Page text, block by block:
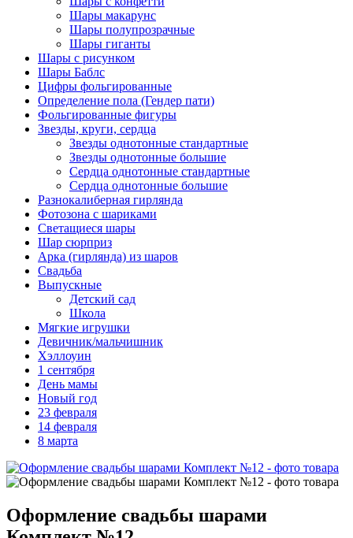
Шары макарунс
Шары полупрозрачные
Шары гиганты
Шары с рисунком
Шары Баблс
Цифры фольгированные
Определение пола (Гендер пати)
Фольгированные фигуры
Звезды, круги, сердца
Звезды однотонные стандартные
Звезды однотонные большие
Сердца однотонные стандартные
Сердца однотонные большие
Разнокалиберная гирлянда
Фотозона с шариками
Светащиеся шары
Шар сюрприз
Арка (гирлянда) из шаров
Свадьба
Выпускные
Детский сад
Школа
Мягкие игрушки
Девичник/мальчишник
Хэллоуин
1 сентября
День мамы
Новый год
23 февраля
14 февраля
8 марта
Оформление свадьбы шарами